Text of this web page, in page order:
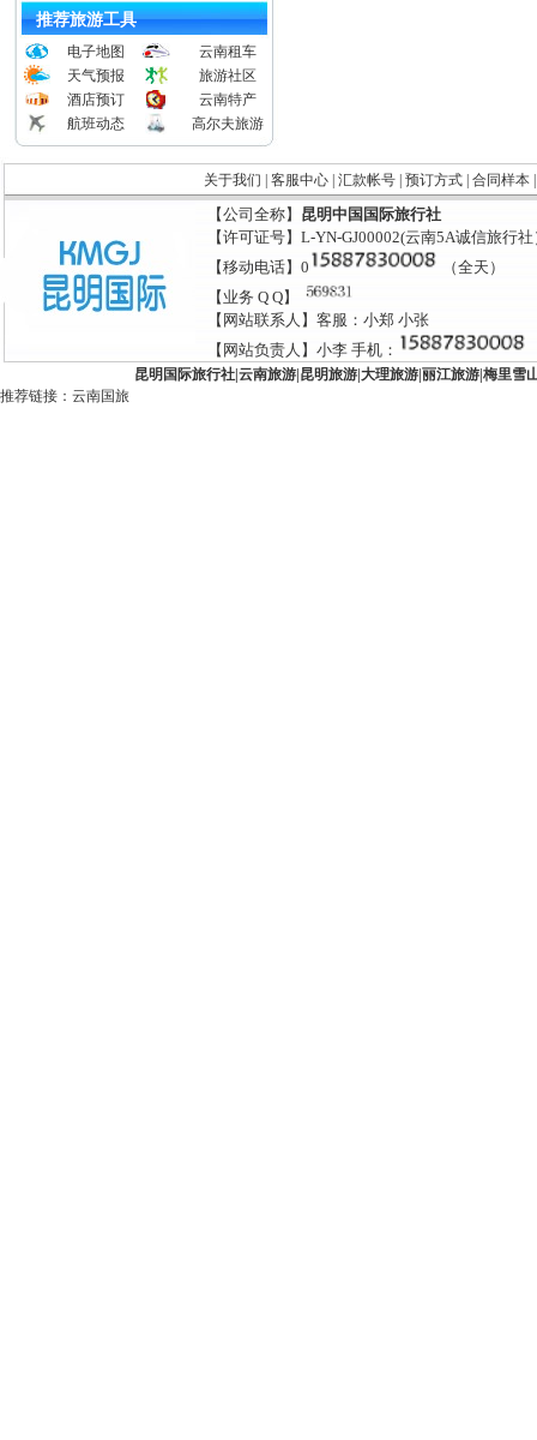
推荐旅游工具
电子地图
云南租车
天气预报
旅游社区
酒店预订
云南特产
航班动态
高尔夫旅游
关于我们 客服中心| 汇款帐号| 预订方式| 合同样本
【公司全称】 昆明中国国际旅行社
【许可证号】L-YN-GJ00002(云南5A诚信旅行社
【移动电话】0
（全天）
【业务 Q Q】
【网站联系人】客服：小郑 小张
【网站负责人】小李 手机：
昆明国际旅行社| 云南旅游| 昆明旅游| 大理旅游| 丽江旅游| 梅里雪
推荐链接： 云南国旅